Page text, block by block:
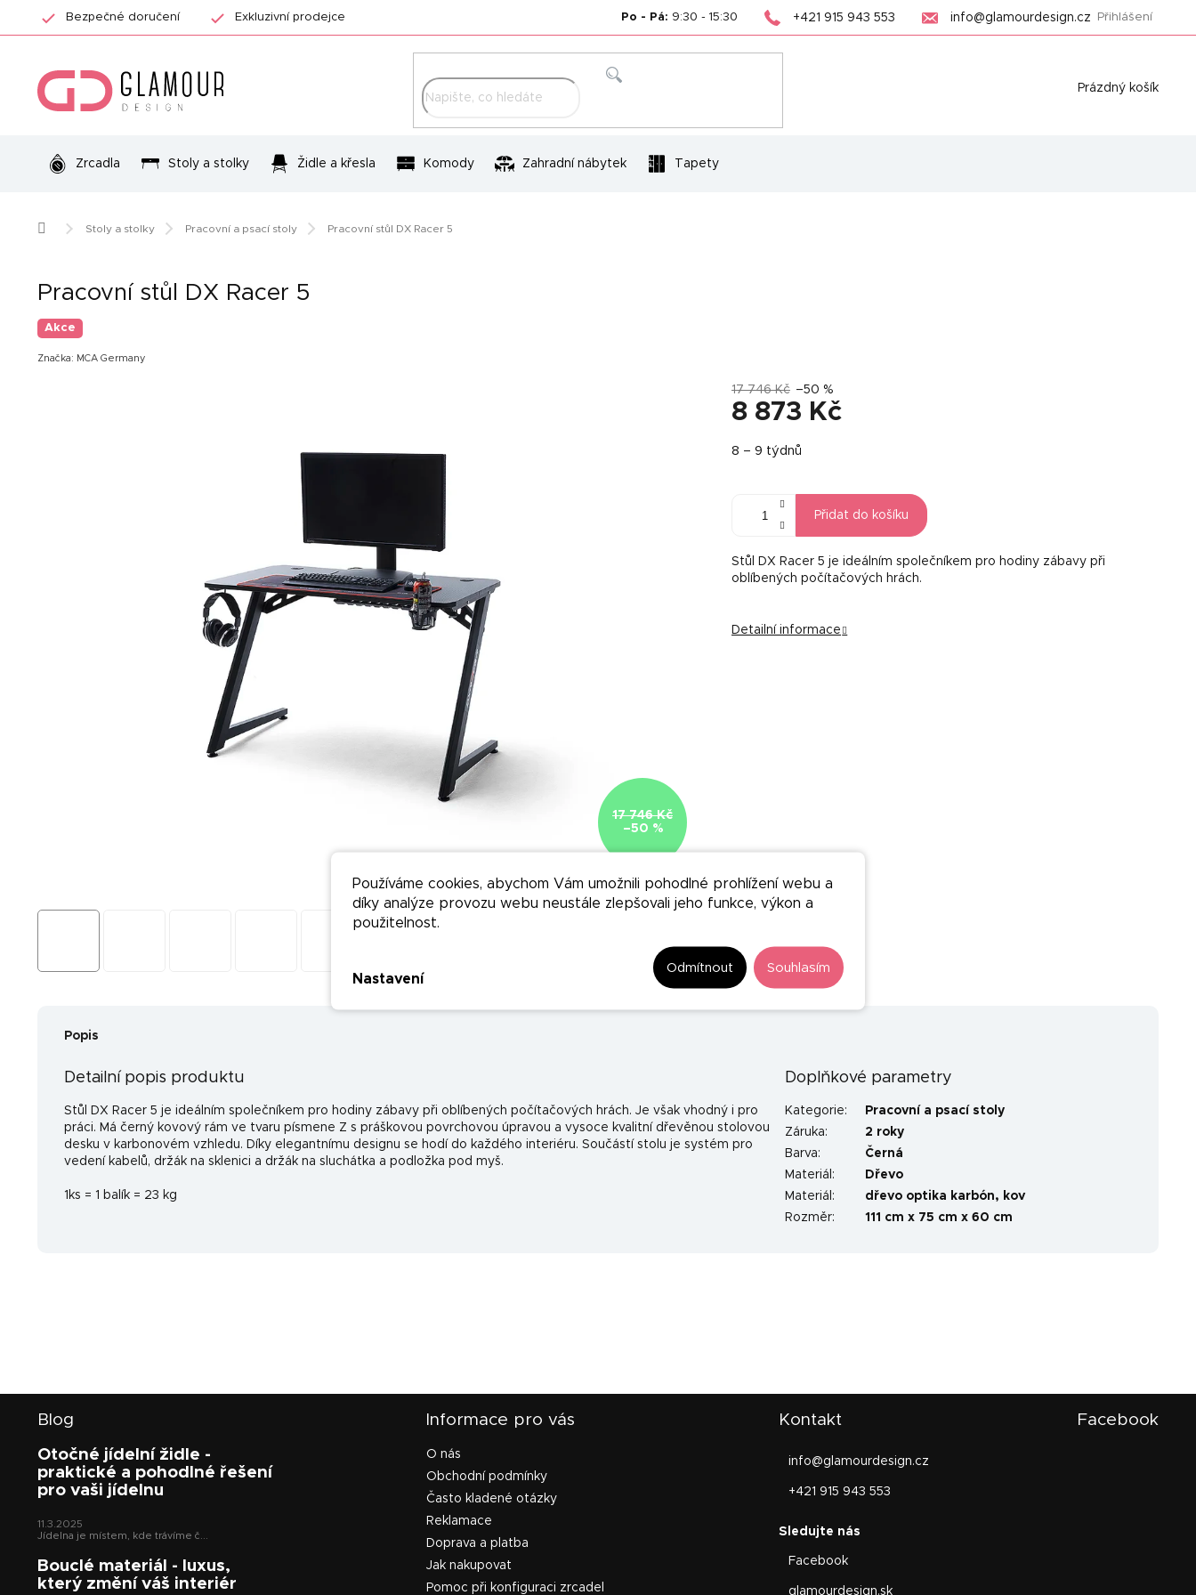
Používáme cookies, abychom Vám umožnili pohodlné prohlížení webu a
díky analýze provozu webu neustále zlepšovali jeho funkce, výkon a
použitelnost.
Nastavení
Odmítnout Souhlasím
Bezpečné doručení Exkluzivní prodejce Po - Pá: 9:30 - 15:30 +421 915 943 553 info@glamourdesign.cz Přihlášení
Nákupní
Prázdný košík
Zrcadla Stoly a stolky Židle a křesla Komody Zahradní nábytek Tapety
Domů Stoly a stolky Pracovní a psací stoly Pracovní stůl DX Racer 5
Pracovní stůl DX Racer 5
Akce
Značka: MCA Germany
17 746 Kč
–50 %
17 746 Kč –50 %
8 873 Kč
cena:
8 – 9 týdnů
Přidat do košíku
Stůl DX Racer 5 je ideálním společníkem pro hodiny zábavy při
oblíbených počítačových hrách.
Detailní informace
Popis
Detailní popis produktu
Stůl DX Racer 5 je ideálním společníkem pro hodiny zábavy při oblíbených počítačových hrách. Je však vhodný i pro
práci. Má černý kovový rám ve tvaru písmene Z s práškovou povrchovou úpravou a vysoce kvalitní dřevěnou stolovou
desku v karbonovém vzhledu. Díky elegantnímu designu se hodí do každého interiéru. Součástí stolu je systém pro
vedení kabelů, držák na sklenici a držák na sluchátka a podložka pod myš.
1ks = 1 balík = 23 kg
Doplňkové parametry
Kategorie:
Pracovní a psací stoly
Záruka:
2 roky
Barva:
Černá
Materiál :
Dřevo
Materiál :
dřevo optika karbón, kov
Rozměr: 111 cm x 75 cm x 60 cm
Blog
Otočné jídelní židle -
praktické a pohodlné řešení
pro vaši jídelnu
11.3.2025
Jídelna je místem, kde trávíme č...
Bouclé materiál - luxus,
který změní váš interiér
Informace pro vás
O nás
Obchodní podmínky
Často kladené otázky
Reklamace
Doprava a platba
Jak nakupovat
Pomoc při konfiguraci zrcadel
Kontakt
info@glamourdesign.cz
+421 915 943 553
Facebook
glamourdesign.sk
Facebook